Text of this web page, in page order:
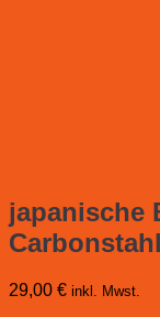
japanische
Carbonstahl
29,00 € inkl. Mwst.